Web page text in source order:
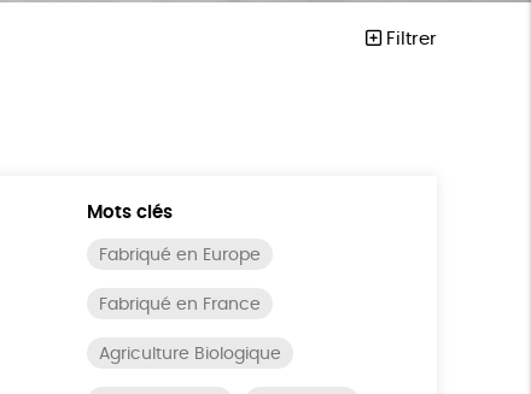
Filtrer
Mots clés
Fabriqué en Europe
Fabriqué en France
Agriculture Biologique